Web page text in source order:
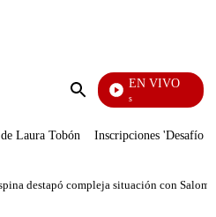
Enviar
EN VIVO
También Caerás
Laura Tobón Inscripciones 'Desafío'
destapó compleja situación con